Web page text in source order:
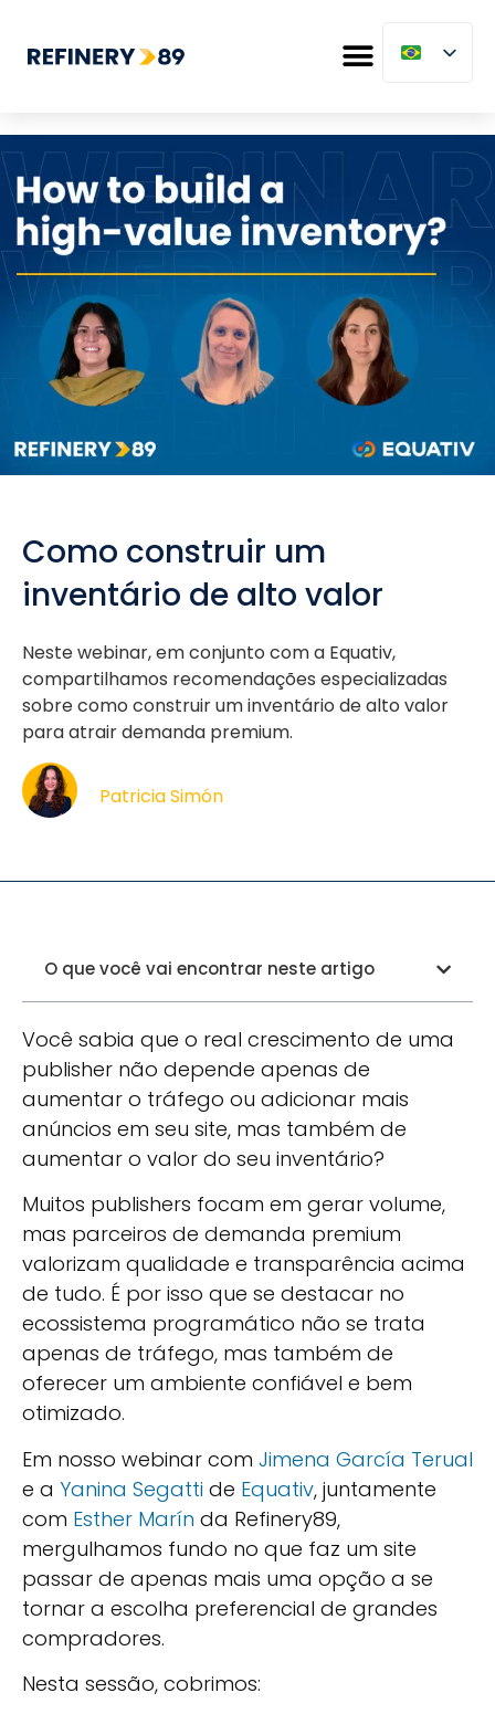
Como construir um
inventário de alto valor
Neste webinar, em conjunto com a Equativ,
compartilhamos recomendações especializadas
sobre como construir um inventário de alto valor
para atrair demanda premium.
Patricia Simón
O que você vai encontrar neste artigo
Você sabia que o real crescimento de uma
publisher não depende apenas de
aumentar o tráfego ou adicionar mais
anúncios em seu site, mas também de
aumentar o valor do seu inventário?
Muitos publishers focam em gerar volume,
mas parceiros de demanda premium
valorizam qualidade e transparência acima
de tudo. É por isso que se destacar no
ecossistema programático não se trata
apenas de tráfego, mas também de
oferecer um ambiente confiável e bem
otimizado.
Em nosso webinar com Jimena García Terual
e a Yanina Segatti de Equativ, juntamente
com Esther Marín da Refinery89,
mergulhamos fundo no que faz um site
passar de apenas mais uma opção a se
tornar a escolha preferencial de grandes
compradores.
Nesta sessão, cobrimos: